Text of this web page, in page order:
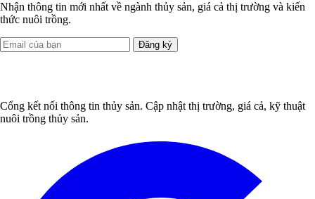
Nhận thông tin mới nhất về ngành thủy sản, giá cả thị trường và kiến
thức nuôi trồng.
Đăng ký
Cổng kết nối thông tin thủy sản. Cập nhật thị trường, giá cả, kỹ thuật
nuôi trồng thủy sản.